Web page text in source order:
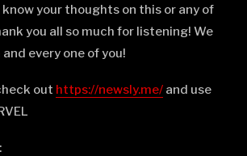
your thoughts on this or any of
you all so much for listening! We
every one of you!
out ⁠⁠⁠⁠⁠⁠⁠⁠⁠⁠⁠⁠⁠⁠⁠⁠⁠⁠⁠⁠⁠⁠⁠⁠⁠⁠⁠⁠⁠⁠⁠⁠⁠⁠⁠⁠⁠⁠⁠⁠⁠⁠⁠⁠⁠⁠⁠https://newsly.me/⁠⁠⁠⁠⁠⁠⁠⁠⁠⁠⁠⁠⁠⁠⁠⁠⁠⁠⁠⁠⁠⁠⁠⁠⁠⁠⁠⁠⁠⁠⁠⁠⁠⁠⁠⁠⁠⁠⁠⁠⁠⁠⁠⁠⁠⁠⁠ and use